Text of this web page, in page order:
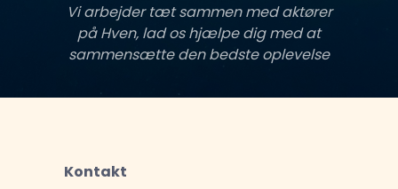
Vi arbejder tæt sammen med aktører
på Hven, lad os hjælpe dig med at
sammensætte den bedste oplevelse
Kontakt